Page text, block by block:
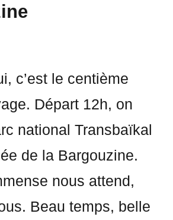
c’est le centième
Départ 12h, on
national Transbaïkal
de la Bargouzine.
nous attend,
Beau temps, belle